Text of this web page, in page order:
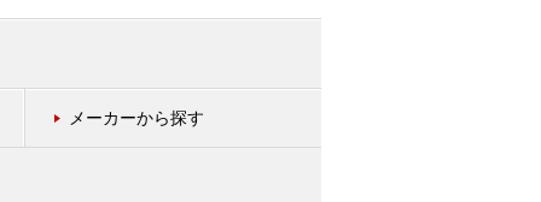
メーカーから探す